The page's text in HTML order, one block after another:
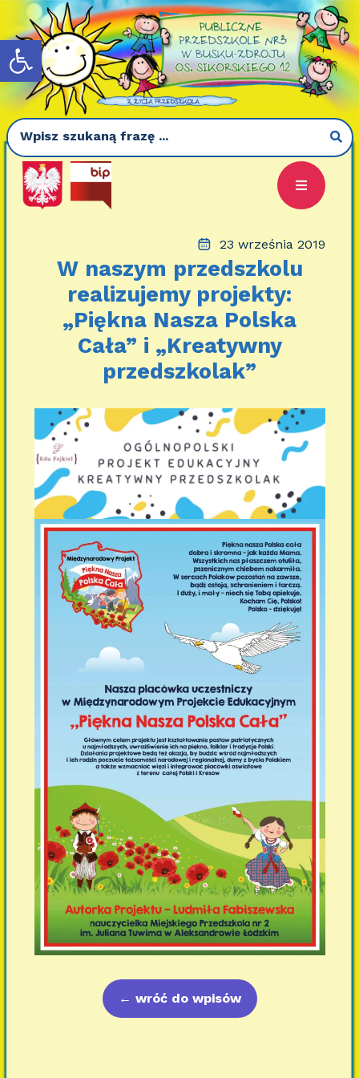
Otwórz pasek narzędzi
23 września 2019
W naszym przedszkolu
realizujemy projekty:
„Piękna Nasza Polska
Cała” i „Kreatywny
przedszkolak”
← wróć do wpisów